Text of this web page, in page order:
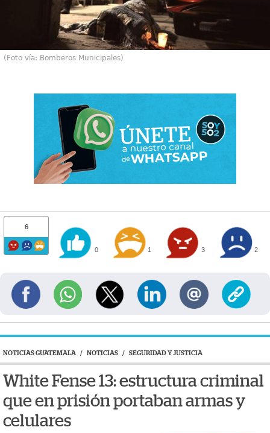
(Foto vía: Bomberos Municipales)
6
0 1 3 2
NOTICIAS GUATEMALA / NOTICIAS / SEGURIDAD Y JUSTICIA
White Fense 13: estructura criminal
que en prisión portaban armas y
celulares